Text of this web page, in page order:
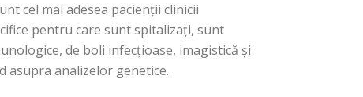
cel mai adesea pacienții clinicii
pentru care sunt spitalizați, sunt
de boli infecțioase, imagistică și
asupra analizelor genetice.